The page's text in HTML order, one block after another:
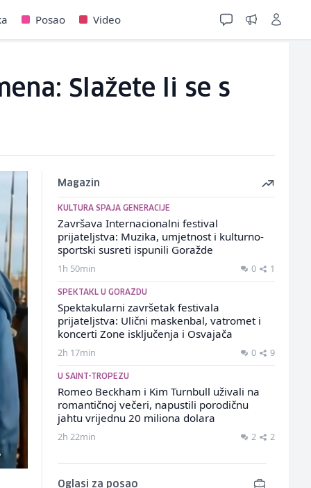
Posao Video
Slažete li se s
Magazin
KULTURA SPAJA GENERACIJE
Završava Internacionalni festival
prijateljstva: Muzika, umjetnost i kulturno-
sportski susreti ispunili Goražde
1h 50min 0 1
SPEKTAKL U GORAŽDU
Spektakularni završetak festivala
prijateljstva: Ulični maskenbal, vatromet i
koncerti Zone isključenja i Osvajača
2h 17min 0 9
U SAINT-TROPEZU
Romeo Beckham i Kim Turnbull uživali na
romantičnoj večeri, napustili porodičnu
jahtu vrijednu 20 miliona dolara
2h 22min 2 2
Oglasi za posao